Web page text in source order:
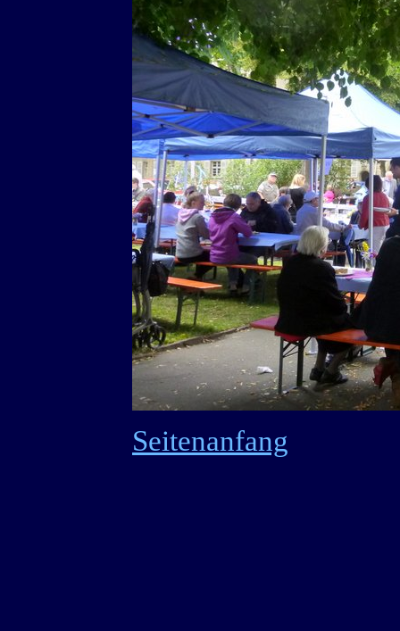
Seitenanfang